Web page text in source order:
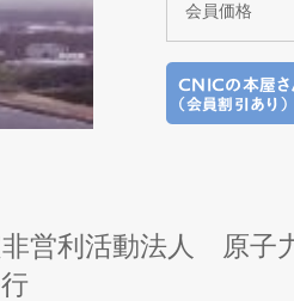
会員価格
営利活動法人 原子